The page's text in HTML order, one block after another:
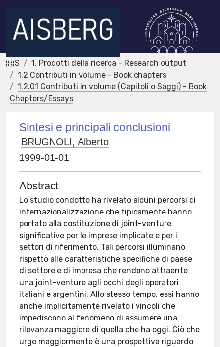
IRIS
1. Prodotti della ricerca - Research output
1.2 Contributi in volume - Book chapters
1.2.01 Contributi in volume (Capitoli o Saggi) - Book
Chapters/Essays
Sintesi e principali conclusioni
BRUGNOLI, Alberto
1999-01-01
Abstract
Lo studio condotto ha rivelato alcuni percorsi di
internazionalizzazione che tipicamente hanno
portato alla costituzione di joint-venture
significative per le imprese implicate e per i
settori di riferimento. Tali percorsi illuminano
rispetto alle caratteristiche specifiche di paese,
di settore e di impresa che rendono attraente
una joint-venture agli occhi degli operatori
italiani e argentini. Allo stesso tempo, essi hanno
anche implicitamente rivelato i vincoli che
impediscono al fenomeno di assumere una
rilevanza maggiore di quella che ha oggi. Ciò che
urge maggiormente è una prospettiva riguardo